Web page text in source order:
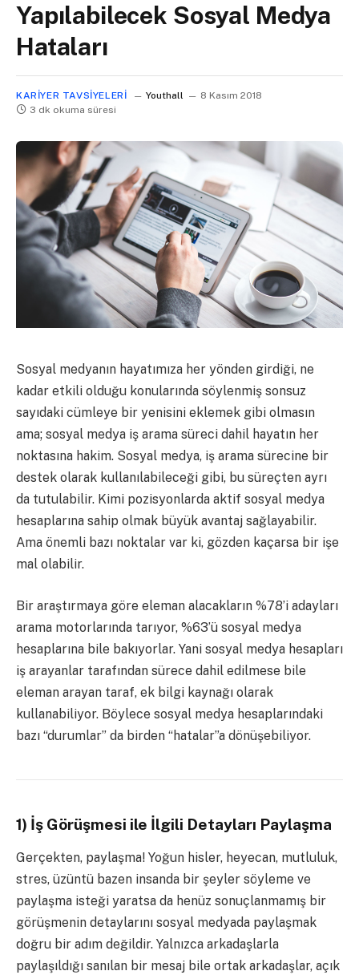
Yapılabilecek Sosyal Medya
Hataları
KARIYER TAVSIYELERI Youthall
8 Kasım 2018
3 dk okuma süresi
Sosyal medyanın hayatımıza her yönden girdiği, ne
kadar etkili olduğu konularında söylenmiş sonsuz
sayıdaki cümleye bir yenisini eklemek gibi olmasın
ama; sosyal medya iş arama süreci dahil hayatın her
noktasına hakim. Sosyal medya, iş arama sürecine bir
destek olarak kullanılabileceği gibi, bu süreçten ayrı
da tutulabilir. Kimi pozisyonlarda aktif sosyal medya
hesaplarına sahip olmak büyük avantaj sağlayabilir.
Ama önemli bazı noktalar var ki, gözden kaçarsa bir işe
mal olabilir.
Bir araştırmaya göre eleman alacakların %78’i adayları
arama motorlarında tarıyor, %63’ü sosyal medya
hesaplarına bile bakıyorlar. Yani sosyal medya hesapları
iş arayanlar tarafından sürece dahil edilmese bile
eleman arayan taraf, ek bilgi kaynağı olarak
kullanabiliyor. Böylece sosyal medya hesaplarındaki
bazı “durumlar” da birden “hatalar”a dönüşebiliyor.
1) İş Görüşmesi ile İlgili Detayları Paylaşma
Gerçekten, paylaşma! Yoğun hisler, heyecan, mutluluk,
stres, üzüntü bazen insanda bir şeyler söyleme ve
paylaşma isteği yaratsa da henüz sonuçlanmamış bir
görüşmenin detaylarını sosyal medyada paylaşmak
doğru bir adım değildir. Yalnızca arkadaşlarla
paylaşıldığı sanılan bir mesaj bile ortak arkadaşlar, açık